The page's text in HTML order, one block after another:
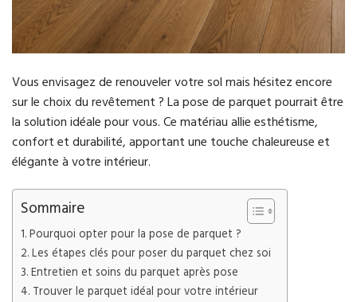
Vous envisagez de renouveler votre sol mais hésitez encore
sur le choix du revêtement ? La pose de parquet pourrait être
la solution idéale pour vous. Ce matériau allie esthétisme,
confort et durabilité, apportant une touche chaleureuse et
élégante à votre intérieur.
Sommaire
Pourquoi opter pour la pose de parquet ?
Les étapes clés pour poser du parquet chez soi
Entretien et soins du parquet après pose
Trouver le parquet idéal pour votre intérieur